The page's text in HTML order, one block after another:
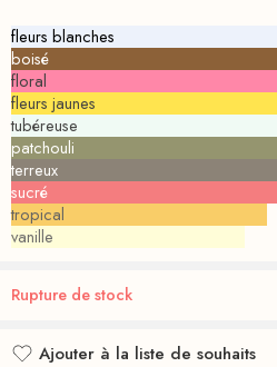
fleurs blanches
boisé
floral
fleurs jaunes
tubéreuse
patchouli
terreux
sucré
tropical
vanille
Rupture de stock
Ajouter à la liste de souhaits